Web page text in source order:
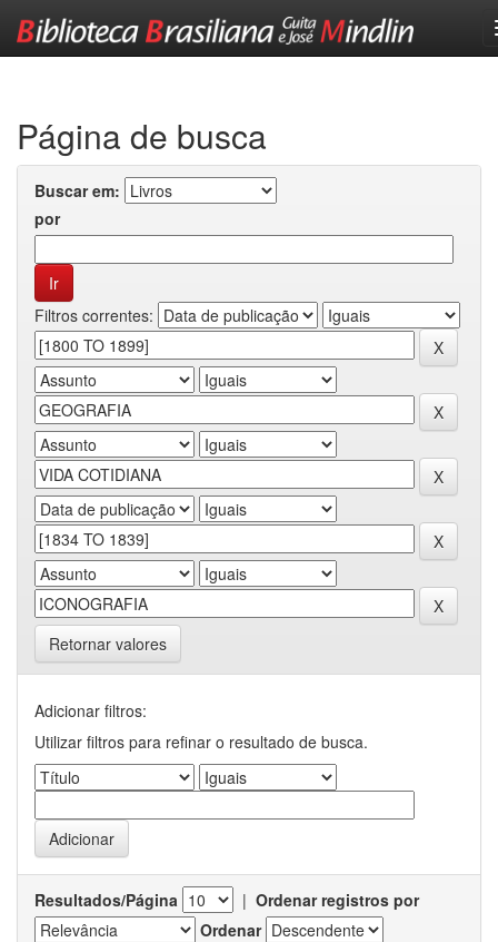
Página de busca
Buscar em:
por
Filtros correntes:
Retornar valores
Adicionar filtros:
Utilizar filtros para refinar o resultado de busca.
Resultados/Página | Ordenar registros por
Ordenar